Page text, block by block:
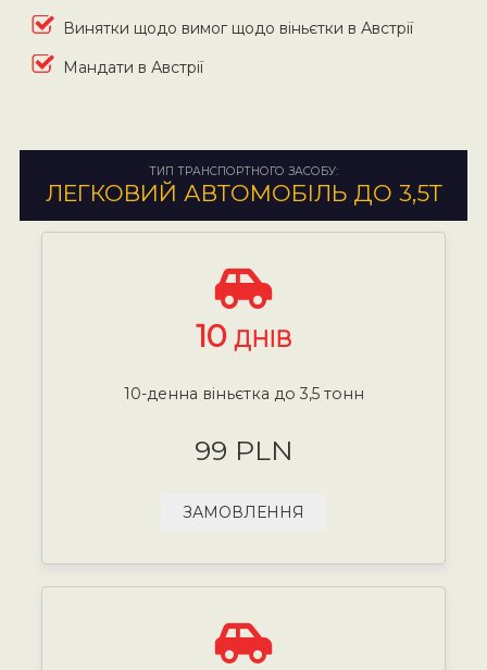
Винятки щодо вимог щодо віньєтки в Австрії
Мандати в Австрії
ТИП ТРАНСПОРТНОГО ЗАСОБУ:
ЛЕГКОВИЙ АВТОМОБІЛЬ ДО 3,5Т
10 ДНІВ
10-денна віньєтка до 3,5 тонн
99 PLN
ЗАМОВЛЕННЯ